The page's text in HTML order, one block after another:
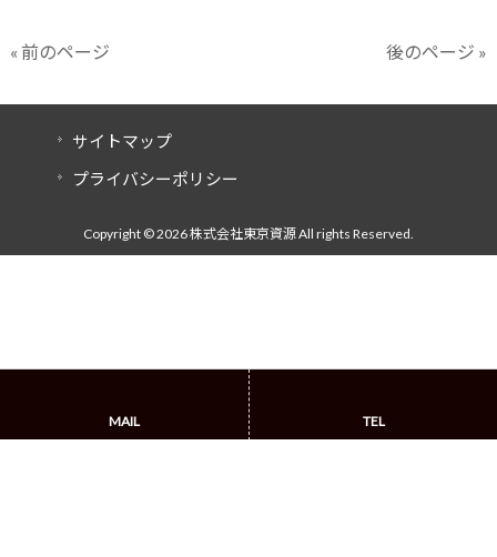
« 前のページ 後のページ »
サイトマップ
プライバシーポリシー
Copyright © 2026 株式会社東京資源 All rights Reserved.
MAIL TEL